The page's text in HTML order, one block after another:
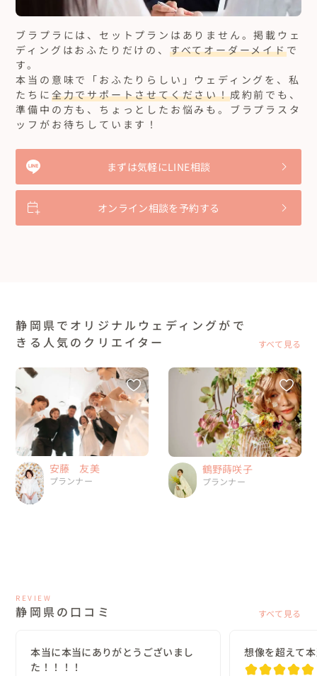
ブラプラには、セットプランはありません。掲載ウェ
ディングはおふたりだけの、 すべてオーダーメイドで
す。
本当の意味で「おふたりらしい」ウェディングを、私
たちに 全力でサポートさせてください！成約前でも、
準備中の方も、ちょっとしたお悩みも。ブラプラスタ
ッフがお待ちしています！
まずは気軽にLINE相談
オンライン相談を予約する
静岡県でオリジナルウェディングがで
きる人気のクリエイター
すべて見る
安藤 友美
プランナー
鶴野蒔咲子
プランナー
REVIEW
静岡県の口コミ すべて見る
本当に本当にありがとうございまし
た！！！！
想像を超えて